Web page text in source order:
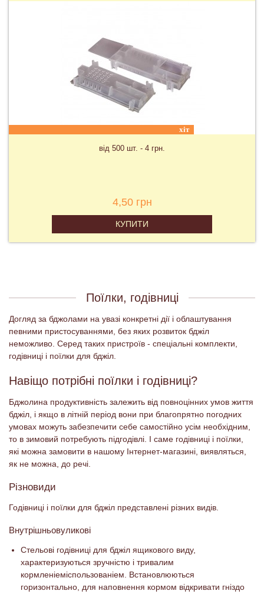
ціна та доставка в залежності від сезону на запит
300,00 грн
Поїлки, годівниці
Догляд за бджолами на увазі конкретні дії і облаштування
певними пристосуваннями, без яких розвиток бджіл
неможливо. Серед таких пристроїв - спеціальні комплекти,
годівниці і поїлки для бджіл.
Навіщо потрібні поїлки і годівниці?
Бджолина продуктивність залежить від повноцінних умов життя
бджіл, і якщо в літній період вони при благопрятно погодних
умовах можуть забезпечити себе самостійно усім необхідним,
то в зимовий потребують підгодівлі. І саме годівниці і поїлки,
які можна замовити в нашому Інтернет-магазині, виявляться,
як не можна, до речі.
Різновиди
Годівниці і поїлки для бджіл представлені різних видів.
Внутрішньовуликові
Стельові годівниці для бджіл ящикового виду,
характеризуються зручністю і тривалим
кормленіеміспользованіем. Встановлюються
горизонтально, для наповнення кормом відкривати гніздо